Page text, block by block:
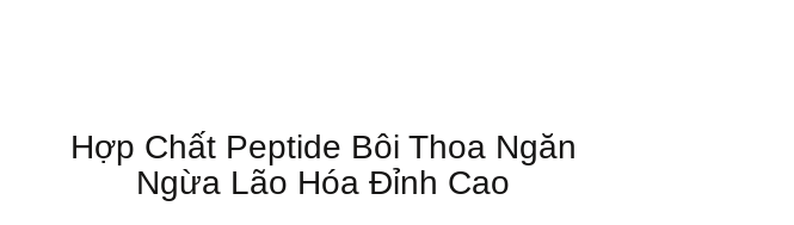
Hợp Chất Peptide Bôi Thoa Ngăn
Ngừa Lão Hóa Đỉnh Cao